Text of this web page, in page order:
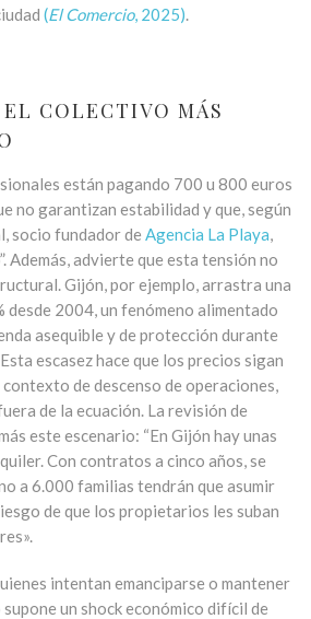
(El Comercio, 2025).
COLECTIVO MÁS
están pagando 700 u 800 euros
no garantizan estabilidad y que, según
socio fundador de Agencia La Playa,
Además, advierte que esta tensión no
Gijón, por ejemplo, arrastra una
desde 2004, un fenómeno alimentado
asequible y de protección durante
escasez hace que los precios sigan
de descenso de operaciones,
de la ecuación. La revisión de
este escenario: “En Gijón hay unas
Con contratos a cinco años, se
a 6.000 familias tendrán que asumir
de que los propietarios les suban
intentan emanciparse o mantener
un shock económico difícil de